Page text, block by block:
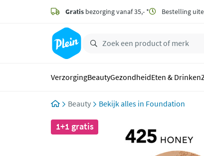
zoeken
hoofdinhoud
Gratis bezorging vanaf 35,- * Bestelling
VerzorgingBeautyGezondheidEten & Drinken
Beauty Foundation
1+1 gratis